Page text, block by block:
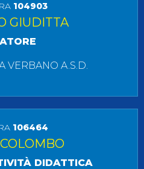
104903
GIUDITTA
VERBANO A.S.D.
106464
DIDATTICA